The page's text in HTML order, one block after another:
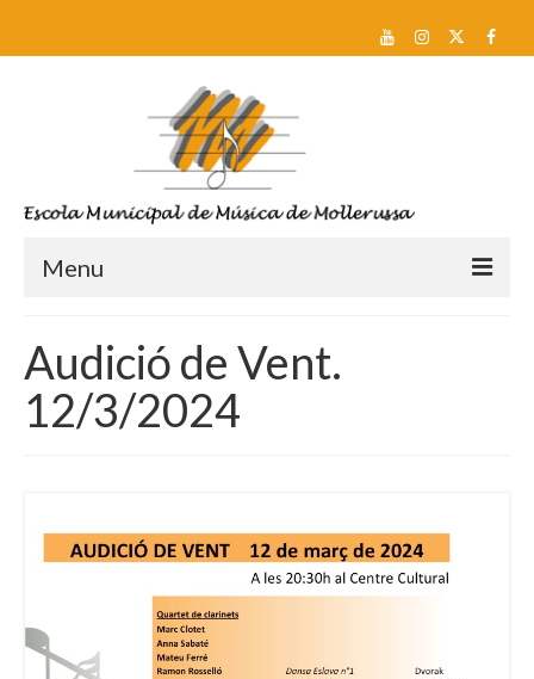
Menu
Escola
Sobre nosaltres
Pla d’estudis
Calendari escolar
Audició de Vent.
12/3/2024